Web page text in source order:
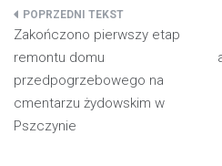
Nawigacja
wpisu
Zakończono pierwszy etap
remontu domu
przedpogrzebowego na
cmentarzu żydowskim w
Pszczynie